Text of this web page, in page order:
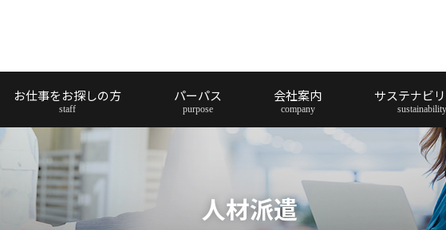
お仕事をお探しの方 パーパス 会社案内 サステナビ
人材派遣